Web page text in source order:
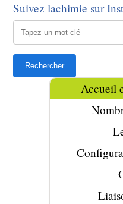
Suivez lachimie sur
Accueil